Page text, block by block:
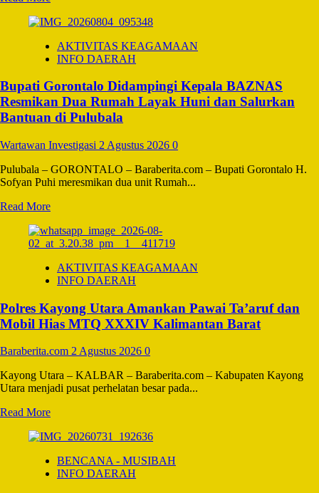
about
Barsel
Amankan
Damai
Penyampaian
Aspirasi
Masyarakat
PLN
di
DPRD
AKTIVITAS KEAGAMAAN
INFO DAERAH
Bupati Gorontalo Didampingi Kepala BAZNAS
Resmikan Dua Rumah Layak Huni dan Salurkan
Bantuan di Pulubala
Wartawan Investigasi 2 Agustus 2026 0
Pulubala – GORONTALO – Baraberita.com – Bupati Gorontalo H.
Sofyan Puhi meresmikan dua unit Rumah...
Read MoreRead
about
Bupati
Didampingi
Kepala
Resmikan
Dua
Rumah
Layak
Huni
dan
Salurkan
Bantuan
di
AKTIVITAS KEAGAMAAN
INFO DAERAH
Polres Kayong Utara Amankan Pawai Ta’aruf dan
Mobil Hias MTQ XXXIV Kalimantan Barat
Baraberita.com 2 Agustus 2026 0
Kayong Utara – KALBAR – Baraberita.com – Kabupaten Kayong
Utara menjadi pusat perhelatan besar pada...
Read MoreRead
about
Kayong
Utara
BENCANA - MUSIBAH
INFO DAERAH